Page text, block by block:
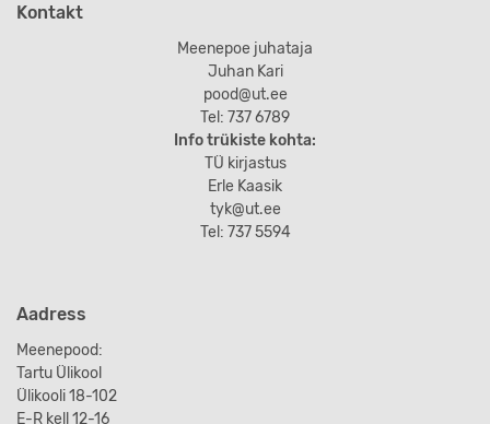
Kontakt
Meenepoe juhataja
Juhan Kari
pood@ut.ee
Tel: 737 6789
Info trükiste kohta:
TÜ kirjastus
Erle Kaasik
tyk@ut.ee
Tel: 737 5594
Aadress
Meenepood:
Tartu Ülikool
Ülikooli 18-102
E-R kell 12-16